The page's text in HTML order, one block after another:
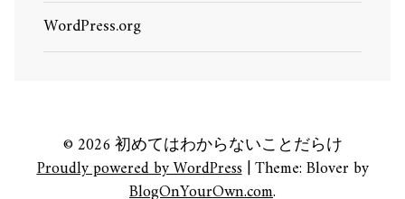
WordPress.org
© 2026 初めてはわからないことだらけ
Proudly powered by WordPress|Theme: Blover by
BlogOnYourOwn.com.